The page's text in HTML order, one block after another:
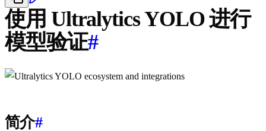
使用 Ultralytics YOLO 进行
模型验证#
简介#